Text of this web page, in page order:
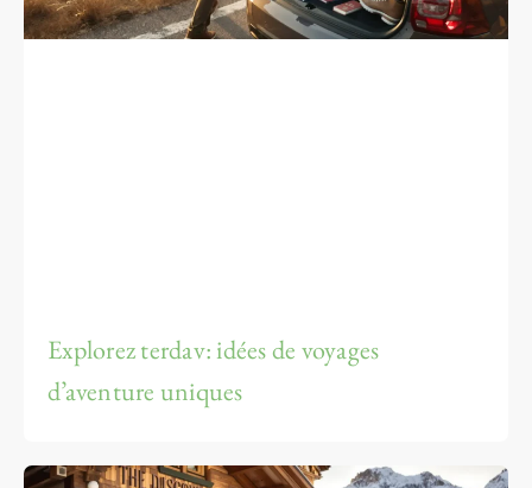
Explorez terdav: idées de voyages
d’aventure uniques